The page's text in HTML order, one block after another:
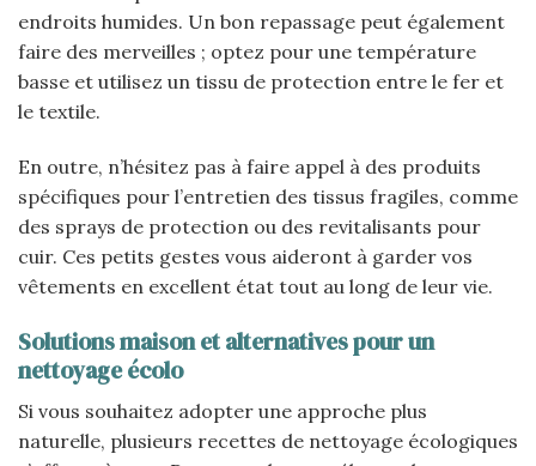
endroits humides. Un bon repassage peut également
faire des merveilles ; optez pour une température
basse et utilisez un tissu de protection entre le fer et
le textile.
En outre, n’hésitez pas à faire appel à des produits
spécifiques pour l’entretien des tissus fragiles, comme
des sprays de protection ou des revitalisants pour
cuir. Ces petits gestes vous aideront à garder vos
vêtements en excellent état tout au long de leur vie.
Solutions maison et alternatives pour un
nettoyage écolo
Si vous souhaitez adopter une approche plus
naturelle, plusieurs recettes de nettoyage écologiques